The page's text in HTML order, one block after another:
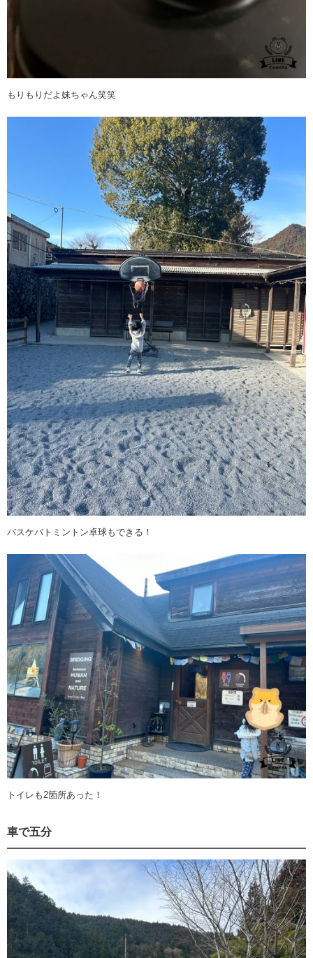
もりもりだよ妹ちゃん笑笑
バスケバトミントン卓球もできる！
トイレも2箇所あった！
車で五分